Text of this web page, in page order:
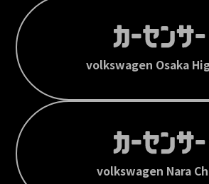
volkswagen Osaka
volkswagen Nara